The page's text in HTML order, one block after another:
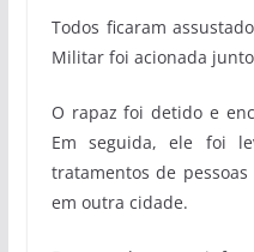
Todos ficaram
Militar foi acionada
O rapaz foi detido e
Em seguida, ele foi
tratamentos de
em outra cidade.